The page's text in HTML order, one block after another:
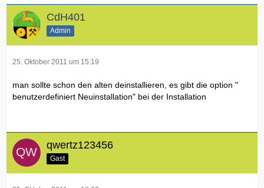
CdH401
Admin
25. Oktober 2011 um 15:19
man sollte schon den alten deinstallieren, es gibt die option "
benutzerdefiniert Neuinstallation" bei der Installation
qwertz123456
Gast